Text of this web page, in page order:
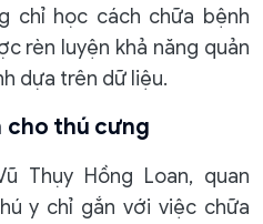
chỉ học cách chữa bệnh
rèn luyện khả năng quản
dựa trên dữ liệu.
cho thú cưng
Thụy Hồng Loan, quan
y chỉ gắn với việc chữa